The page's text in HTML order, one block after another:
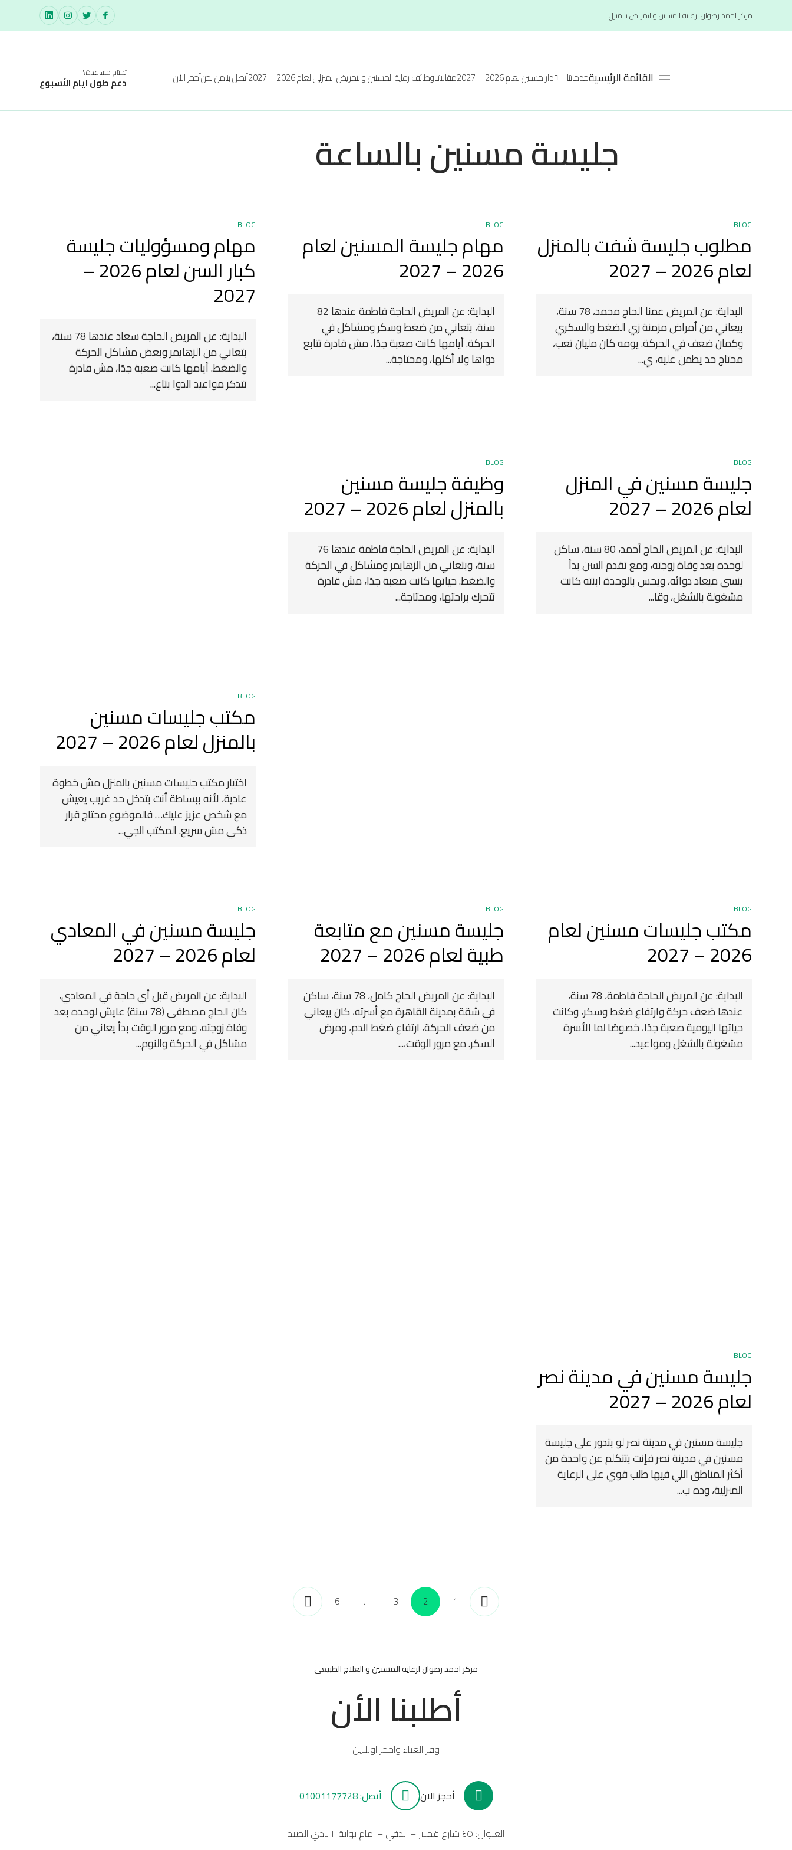
مركز احمد رضوان لرعاية المسنين والتمريض بالمنزل
القائمة الرئيسيةخدماتنا دار مسنين لعام 2026 – 2027 مقالاتناوظائف رعاية المسنين والتمريض المنزلي لعام 2026 – 2027 أتصل بنامن نحنأحجز الأن تحتاج مساعدة؟
دعم طول ايام الأسبوع
جليسة مسنين بالساعة
BLOG
مطلوب جليسة شفت بالمنزل
لعام 2026 – 2027
البداية: عن المريض عمنا الحاج محمد، 78 سنة،
بيعاني من أمراض مزمنة زي الضغط والسكري
وكمان ضعف في الحركة. يومه كان مليان تعب،
محتاج حد يطمن عليه، ي...
BLOG
مهام جليسة المسنين لعام
2026 – 2027
البداية: عن المريض الحاجة فاطمة عندها 82
سنة، بتعاني من ضغط وسكر ومشاكل في
الحركة. أيامها كانت صعبة جدًا، مش قادرة تتابع
دواها ولا أكلها، ومحتاجة...
BLOG
مهام ومسؤوليات جليسة
كبار السن لعام 2026 –
2027
البداية: عن المريض الحاجة سعاد عندها 78 سنة،
بتعاني من الزهايمر وبعض مشاكل الحركة
والضغط. أيامها كانت صعبة جدًا، مش قادرة
تتذكر مواعيد الدوا بتاع...
BLOG
جليسة مسنين في المنزل
لعام 2026 – 2027
البداية: عن المريض الحاج أحمد، 80 سنة، ساكن
لوحده بعد وفاة زوجته، ومع تقدم السن بدأ
ينسى ميعاد دوائه، ويحس بالوحدة ابنته كانت
مشغولة بالشغل، وقا...
BLOG
وظيفة جليسة مسنين
بالمنزل لعام 2026 – 2027
البداية: عن المريض الحاجة فاطمة عندها 76
سنة، وبتعاني من الزهايمر ومشاكل في الحركة
والضغط. حياتها كانت صعبة جدًا، مش قادرة
تتحرك براحتها، ومحتاجة...
BLOG
مكتب جليسات مسنين
بالمنزل لعام 2026 – 2027
اختيار مكتب جليسات مسنين بالمنزل مش خطوة
عادية، لأنه ببساطة أنت بتدخل حد غريب يعيش
مع شخص عزيز عليك… فالموضوع محتاج قرار
ذكي مش سريع. المكتب الجي...
BLOG
مكتب جليسات مسنين لعام
2026 – 2027
البداية: عن المريض الحاجة فاطمة، 78 سنة،
عندها ضعف حركة وارتفاع ضغط وسكر، وكانت
حياتها اليومية صعبة جدًا، خصوصًا لما الأسرة
مشغولة بالشغل ومواعيد...
BLOG
جليسة مسنين مع متابعة
طبية لعام 2026 – 2027
البداية: عن المريض الحاج كامل، 78 سنة، ساكن
في شقة بمدينة القاهرة مع أسرته، كان بيعاني
من ضعف الحركة، ارتفاع ضغط الدم، ومرض
السكر. مع مرور الوقت،...
BLOG
جليسة مسنين في المعادي
لعام 2026 – 2027
البداية: عن المريض قبل أي حاجة في المعادي،
كان الحاج مصطفى (78 سنة) عايش لوحده بعد
وفاة زوجته، ومع مرور الوقت بدأ يعاني من
مشاكل في الحركة والنوم...
BLOG
جليسة مسنين في مدينة نصر
لعام 2026 – 2027
جليسة مسنين في مدينة نصر لو بتدور على جليسة
مسنين في مدينة نصر فإنت بتتكلم عن واحدة من
أكثر المناطق اللي فيها طلب قوي على الرعاية
المنزلية، وده ب...
1
2
3
…
6
مركز احمد رضوان لرعاية المسنين و العلاج الطبيعى
أطلبنا الأن
وفر العناء واحجز اونلاين
أحجز الان أتصل: 01001177728
العنوان: ٤٥ شارع قمبيز – الدقي – امام بوابة ١٠ نادي الصيد